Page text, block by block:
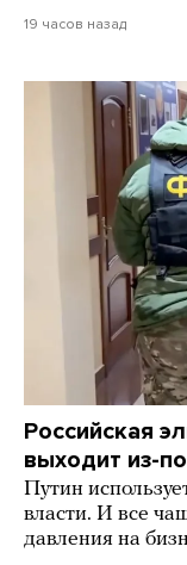
19 часов назад
Российская
выходит из-
Путин
власти. И все
давления на